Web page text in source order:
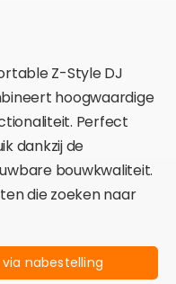
Z-Style DJ
hoogwaardige
Perfect
dankzij de
bouwkwaliteit.
die zoeken naar
nabestelling